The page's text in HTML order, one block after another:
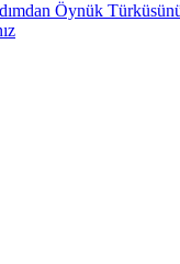
Öynük